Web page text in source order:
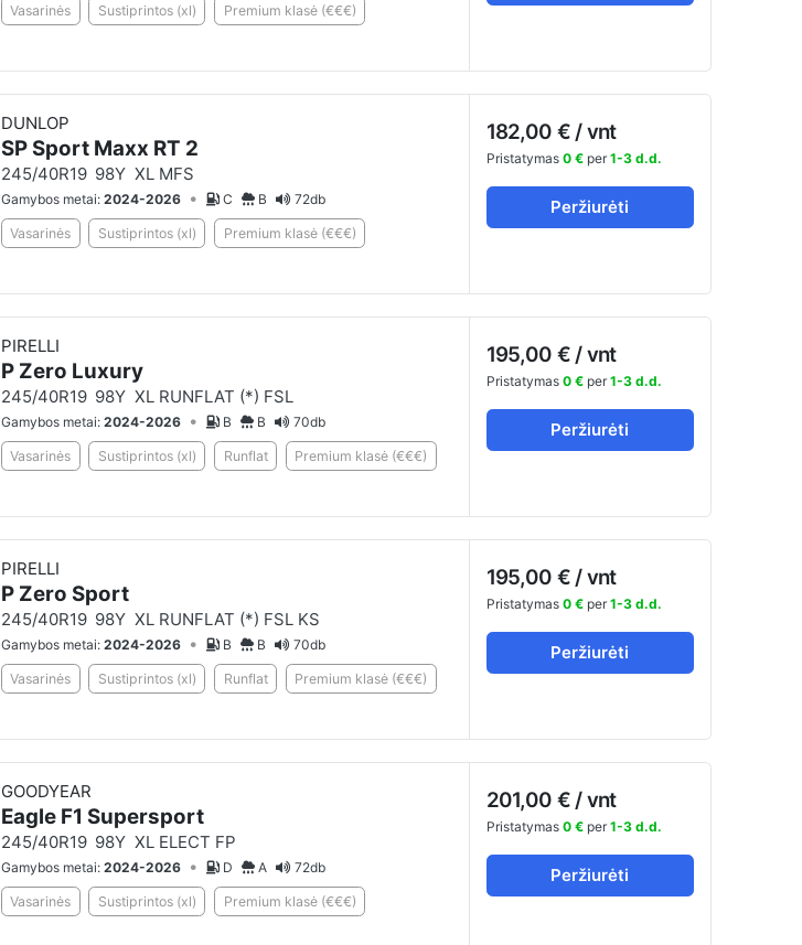
Vasarinės Sustiprintos (xl) Premium klasė (€€€)
DUNLOP
SP Sport Maxx RT 2
245/40R19 98Y XL MFS
Gamybos metai: 2024-2026 • C B 72db
Vasarinės Sustiprintos (xl) Premium klasė (€€€)
182,00 € / vnt
Pristatymas 0 €per 1-3 d.d.
Peržiurėti
PIRELLI
P Zero Luxury
245/40R19 98Y XL RUNFLAT (*) FSL
Gamybos metai: 2024-2026 • B B 70db
Vasarinės Sustiprintos (xl) Runflat Premium klasė (€€€)
195,00 € / vnt
Pristatymas 0 €per 1-3 d.d.
Peržiurėti
PIRELLI
P Zero Sport
245/40R19 98Y XL RUNFLAT (*) FSL KS
Gamybos metai: 2024-2026 • B B 70db
Vasarinės Sustiprintos (xl) Runflat Premium klasė (€€€)
195,00 € / vnt
Pristatymas 0 €per 1-3 d.d.
Peržiurėti
GOODYEAR
Eagle F1 Supersport
245/40R19 98Y XL ELECT FP
Gamybos metai: 2024-2026 • D A 72db
Vasarinės Sustiprintos (xl) Premium klasė (€€€)
201,00 € / vnt
Pristatymas 0 €per 1-3 d.d.
Peržiurėti